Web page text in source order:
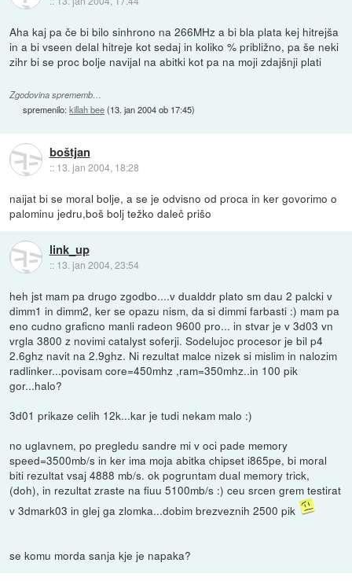
Aha kaj pa če bi bilo sinhrono na 266MHz a bi bla plata kej hitrejša
in a bi vseen delal hitreje kot sedaj in koliko % približno, pa še neki
zihr bi se proc bolje navijal na abitki kot pa na moji zdajšnji plati
Zgodovina sprememb…
spremenilo:killah bee(13. jan 2004 ob 17:45)
boštjan
:: 13. jan 2004, 18:28
naijat bi se moral bolje, a se je odvisno od proca in ker govorimo o
palominu jedru,boš bolj težko daleč prišo
link_up
:: 13. jan 2004, 23:54
heh jst mam pa drugo zgodbo....v dualddr plato sm dau 2 palcki v
dimm1 in dimm2, ker se opazu nism, da si dimmi farbasti :) mam pa
eno cudno graficno manli radeon 9600 pro... in stvar je v 3d03 vn
vrgla 3800 z novimi catalyst soferji. Sodelujoc procesor je bil p4
2.6ghz navit na 2.9ghz. Ni rezultat malce nizek si mislim in nalozim
radlinker...povisam core=450mhz ,ram=350mhz..in 100 pik
gor...halo?
3d01 prikaze celih 12k...kar je tudi nekam malo :)
no uglavnem, po pregledu sandre mi v oci pade memory
speed=3500mb/s in ker ima moja abitka chipset i865pe, bi moral
biti rezultat vsaj 4888 mb/s. ok pogruntam dual memory trick,
(doh), in rezultat zraste na fiuu 5100mb/s :) ceu srcen grem testirat
v 3dmark03 in glej ga zlomka...dobim brezveznih 2500 pik
se komu morda sanja kje je napaka?